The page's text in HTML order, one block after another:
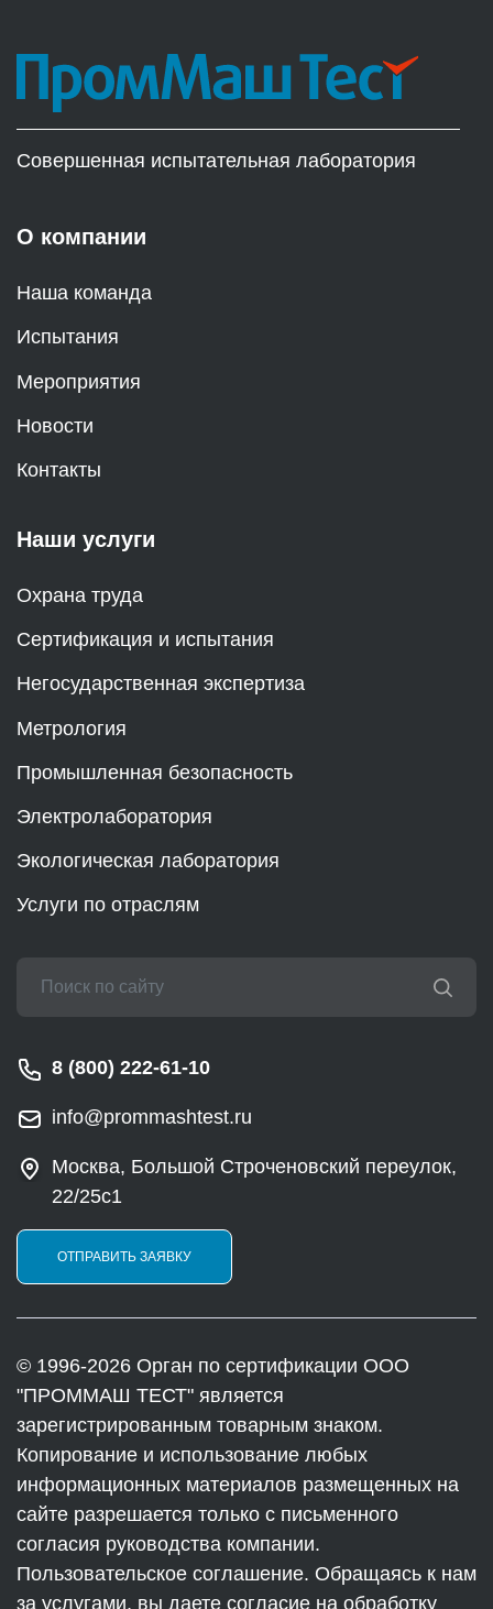
Совершенная испытательная лаборатория
О компании
Наша команда
Испытания
Мероприятия
Новости
Контакты
Наши услуги
Охрана труда
Сертификация и испытания
Негосударственная экспертиза
Метрология
Промышленная безопасность
Электролаборатория
Экологическая лаборатория
Услуги по отраслям
8 (800) 222-61-10
info@prommashtest.ru
Москва, Большой Строченовский переулок,
22/25с1
ОТПРАВИТЬ ЗАЯВКУ
© 1996-2026 Орган по сертификации ООО
"ПРОММАШ ТЕСТ" является
зарегистрированным товарным знаком.
Копирование и использование любых
информационных материалов размещенных на
сайте разрешается только с письменного
согласия руководства компании.
Пользовательское соглашение. Обращаясь к нам
за услугами, вы даете согласие на обработку